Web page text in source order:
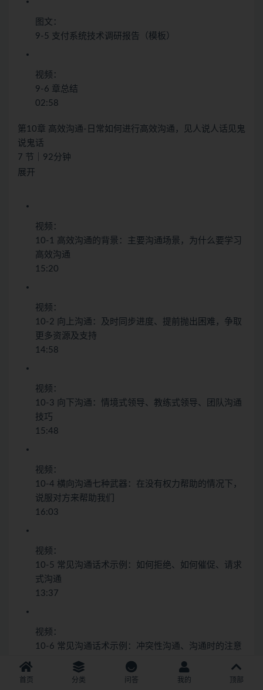
图文：
9-5 支付系统技术调研报告（模板）
视频：
9-6 章总结
02:58
第10章 高效沟通-日常如何进行高效沟通，见人说人话见鬼
说鬼话
7 节｜92分钟
展开
视频：
10-1 高效沟通的背景：主要沟通场景，为什么要学习
高效沟通
15:20
视频：
10-2 向上沟通：及时同步进度、提前抛出困难，争取
更多资源及支持
14:58
视频：
10-3 向下沟通：情境式领导、教练式领导、团队沟通
技巧
15:48
视频：
10-4 横向沟通七种武器：在没有权力帮助的情况下，
说服对方来帮助我们
16:03
视频：
10-5 常见沟通话术示例：如何拒绝、如何催促、请求
式沟通
13:37
视频：
10-6 常见沟通话术示例：冲突性沟通、沟通时的注意
首页 分类 问答 我的 顶部